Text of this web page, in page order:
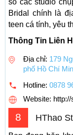
số các studio
Bridal chính là
teen cá tính, yêu
Thông Tin Liên
Địa chỉ: 179
phố Hồ Chí
Hotline: 0878
Website:
8 HThao